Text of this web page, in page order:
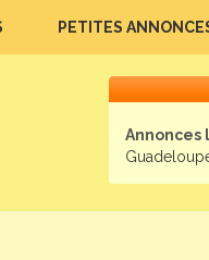
PETITES
Annonces